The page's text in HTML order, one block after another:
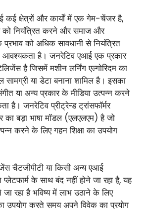
क्षेत्रों और कार्यों में एक गेम-चेंजर है,
को नियंत्रित करने और समाज और
प्रभाव को अधिक सावधानी से नियंत्रित
है। जनरेटिव एआई एक प्रकार
है जिसमें मशीन लर्निंग एल्गोरिदम का
या डेटा बनाना शामिल है। इसका
या अन्य प्रकार के मीडिया उत्पन्न करने
है। जनरेटिव प्रीट्रेन्ड ट्रांसफॉर्मर
का बड़ा भाषा मॉडल (एलएलएम) है जो
करने के लिए गहन शिक्षा का उपयोग
चैटजीपीटी या किसी अन्य एआई
प्लेटफार्म के साथ बंद नहीं होने जा रहा है, यह
रहा है भविष्य में लाभ उठाने के लिए
उपयोग करते समय अपने विवेक का प्रयोग